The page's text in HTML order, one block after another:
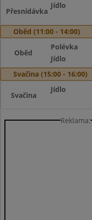
Přesnídávka
Jídlo
Oběd (11:00 - 14:00)
Oběd
Polévka
Jídlo
Svačina (15:00 - 16:00)
Svačina
Jídlo
Reklama: